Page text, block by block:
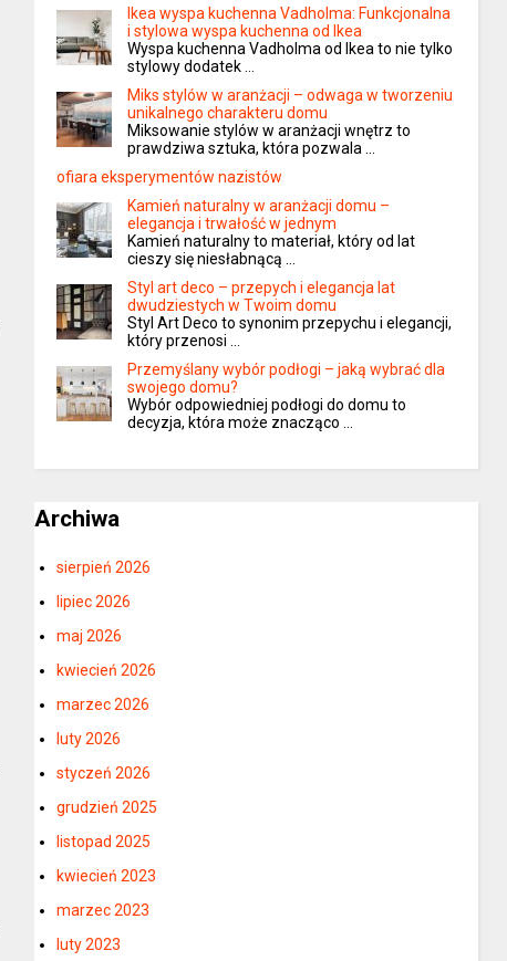
Ikea wyspa kuchenna Vadholma: Funkcjonalna
i stylowa wyspa kuchenna od Ikea
Wyspa kuchenna Vadholma od Ikea to nie tylko
stylowy dodatek …
Miks stylów w aranżacji – odwaga w tworzeniu
unikalnego charakteru domu
Miksowanie stylów w aranżacji wnętrz to
prawdziwa sztuka, która pozwala …
ofiara eksperymentów nazistów
Kamień naturalny w aranżacji domu –
elegancja i trwałość w jednym
Kamień naturalny to materiał, który od lat
cieszy się niesłabnącą …
Styl art deco – przepych i elegancja lat
dwudziestych w Twoim domu
Styl Art Deco to synonim przepychu i elegancji,
który przenosi …
Przemyślany wybór podłogi – jaką wybrać dla
swojego domu?
Wybór odpowiedniej podłogi do domu to
decyzja, która może znacząco …
Archiwa
sierpień 2026
lipiec 2026
maj 2026
kwiecień 2026
marzec 2026
luty 2026
styczeń 2026
grudzień 2025
listopad 2025
kwiecień 2023
marzec 2023
luty 2023